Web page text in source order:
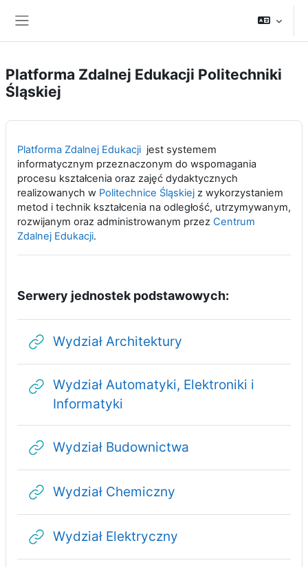
Platforma Zdalnej Edukacji Politechniki
Śląskiej
Platforma Zdalnej Edukacji jest systemem
informatycznym przeznaczonym do wspomagania
procesu kształcenia oraz zajęć dydaktycznych
realizowanych w Politechnice Śląskiej z wykorzystaniem
metod i technik kształcenia na odległość, utrzymywanym,
rozwijanym oraz administrowanym przez Centrum
Zdalnej Edukacji.
Serwery jednostek podstawowych:
Wydział Architektury
Wydział Automatyki, Elektroniki i
Informatyki
Wydział Budownictwa
Wydział Chemiczny
Wydział Elektryczny